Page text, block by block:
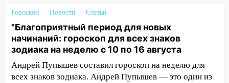
инфраструктуру после шторма.
08:19 Внимание! В Цильнинском районе
пропал 67-летний мужчина
08:11 На Ульяновск снова надвигается
непогода
Гороскоп Новости Статьи
"Благоприятный период для новых
начинаний: гороскоп для всех знаков
зодиака на неделю с 10 по 16 августа
Андрей Пупышев составил гороскоп на неделю для
всех знаков зодиака. Андрей Пупышев — это один из